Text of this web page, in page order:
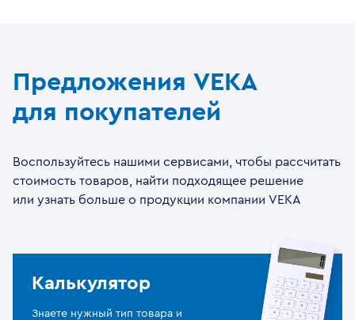
Предложения VEKA
для покупателей
Воспользуйтесь нашими сервисами, чтобы рассчитать
стоимость товаров, найти подходящее решение
или узнать больше о продукции компании VEKA
Калькулятор
Знаете нужный тип товара и